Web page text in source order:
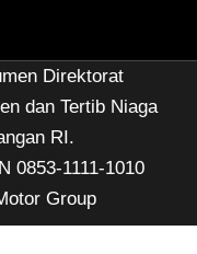
Direktorat
dan Tertib Niaga
RI.
0853-1111-1010
Group